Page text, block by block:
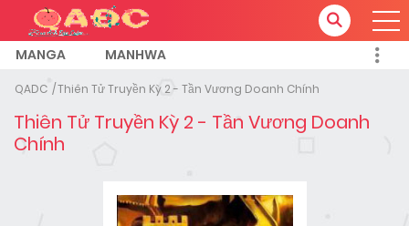
MANGA MANHWA
QADC Thiên Tử Truyền Kỳ 2 - Tần Vương Doanh Chính
Thiên Tử Truyền Kỳ 2 - Tần Vương Doanh
Chính